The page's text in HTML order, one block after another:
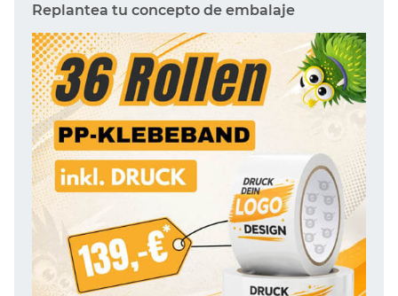
Replantea tu concepto de embalaje